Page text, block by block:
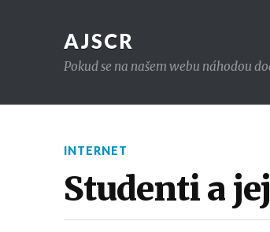
AJSCR
Pokud se na našem webu náhodou
INTERNET
Studenti a